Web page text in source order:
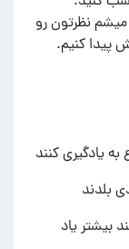
نظرتون رو
پیدا کنیم.
یادگیری کنند
بلدند
بیشتر یاد